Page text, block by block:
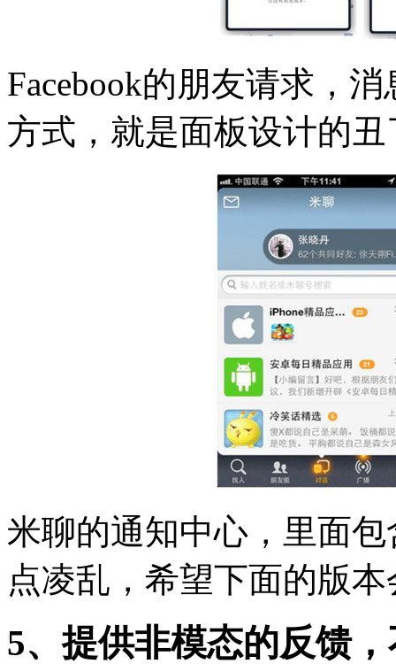
Facebook的朋友请求，
方式，就是面板设计的丑
米聊的通知中心，里面
点凌乱，希望下面的版
5、提供非模态的反馈